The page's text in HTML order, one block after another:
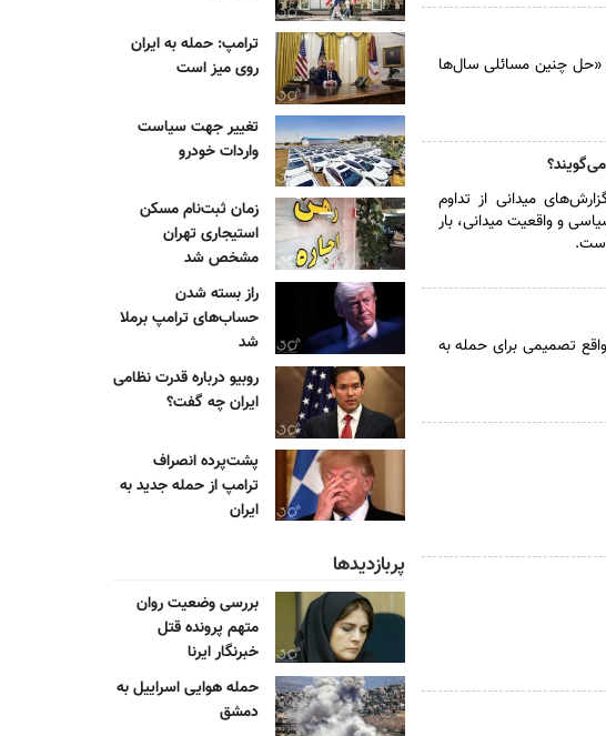
«حل چنین مسائلی سال‌ها
میدانی از تداوم
و واقعیت میدانی، بار
است.
تصمیمی برای حمله به
ترامپ: حمله به ایران
روی میز است
تغییر جهت سیاست
واردات خودرو
زمان ثبت‌نام مسکن
استیجاری تهران
مشخص شد
راز بسته شدن
حساب‌های ترامپ برملا
شد
روبیو درباره قدرت نظامی
ایران چه گفت؟
پشت‌پرده انصراف
ترامپ از حمله جدید به
ایران
پربازدیدها
بررسی وضعیت روان
متهم پرونده قتل
خبرنگار ایرنا
حمله هوایی اسراییل به
دمشق